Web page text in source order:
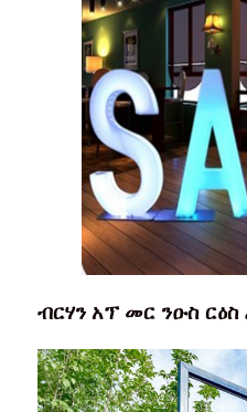
ብርሃን አፕ መር ንዑስ